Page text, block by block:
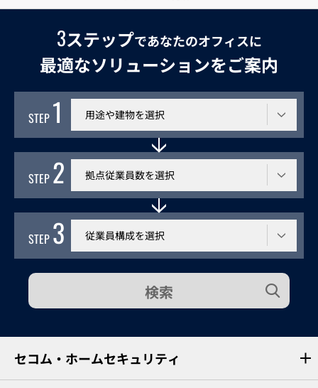
3ステップであなたのオフィスに
最適なソリューションをご案内
STEP 1 利用する建物
STEP 2 従業員数
STEP 3 従業員構成
検索
セコム・ホームセキュリティ